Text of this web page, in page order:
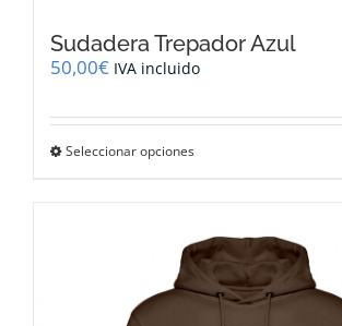
Sudadera Trepador Azul
50,00€ IVA incluido
Seleccionar opciones
variantes.
Las
opciones
se